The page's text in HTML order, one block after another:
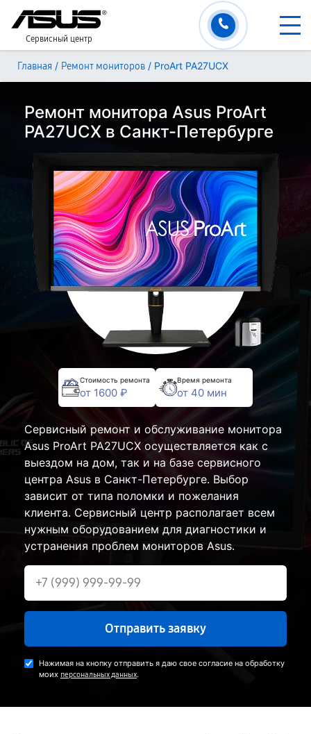
Сервисный центр
Главная / Ремонт мониторов / ProArt PA27UCX
Ремонт монитора Asus ProArt
PA27UCX в Санкт-Петербурге
Стоимость ремонта
от 1600 ₽
Время ремонта
от 40 мин
Сервисный ремонт и обслуживание монитора
Asus ProArt PA27UCX осуществляется как с
выездом на дом, так и на базе сервисного
центра Asus в Санкт-Петербурге. Выбор
зависит от типа поломки и пожелания
клиента. Сервисный центр располагает всем
нужным оборудованием для диагностики и
устранения проблем мониторов Asus.
Отправить заявку
Нажимая на кнопку отправить я даю свое согласие на обработку
моих персональных данных.